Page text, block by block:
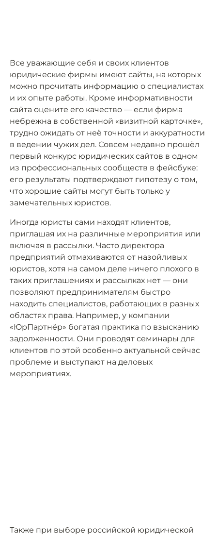
Все уважающие себя и своих клиентов
юридические фирмы имеют сайты, на которых
можно прочитать информацию о специалистах
и их опыте работы. Кроме информативности
сайта оцените его качество — если фирма
небрежна в собственной «визитной карточке»,
трудно ожидать от неё точности и аккуратности
в ведении чужих дел. Совсем недавно прошёл
первый конкурс юридических сайтов в одном
из профессиональных сообществ в фейсбуке:
его результаты подтверждают гипотезу о том,
что хорошие сайты могут быть только у
замечательных юристов.
Иногда юристы сами находят клиентов,
приглашая их на различные мероприятия или
включая в рассылки. Часто директора
предприятий отмахиваются от назойливых
юристов, хотя на самом деле ничего плохого в
таких приглашениях и рассылках нет — они
позволяют предпринимателям быстро
находить специалистов, работающих в разных
областях права. Например, у компании
«ЮрПартнёр» богатая практика по взысканию
задолженности. Они проводят семинары для
клиентов по этой особенно актуальной сейчас
проблеме и выступают на деловых
мероприятиях.
Также при выборе российской юридической